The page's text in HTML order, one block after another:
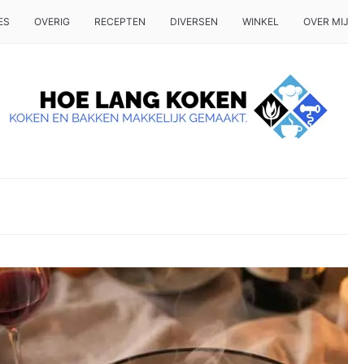
OVERIG RECEPTEN DIVERSEN WINKEL OVER MIJ